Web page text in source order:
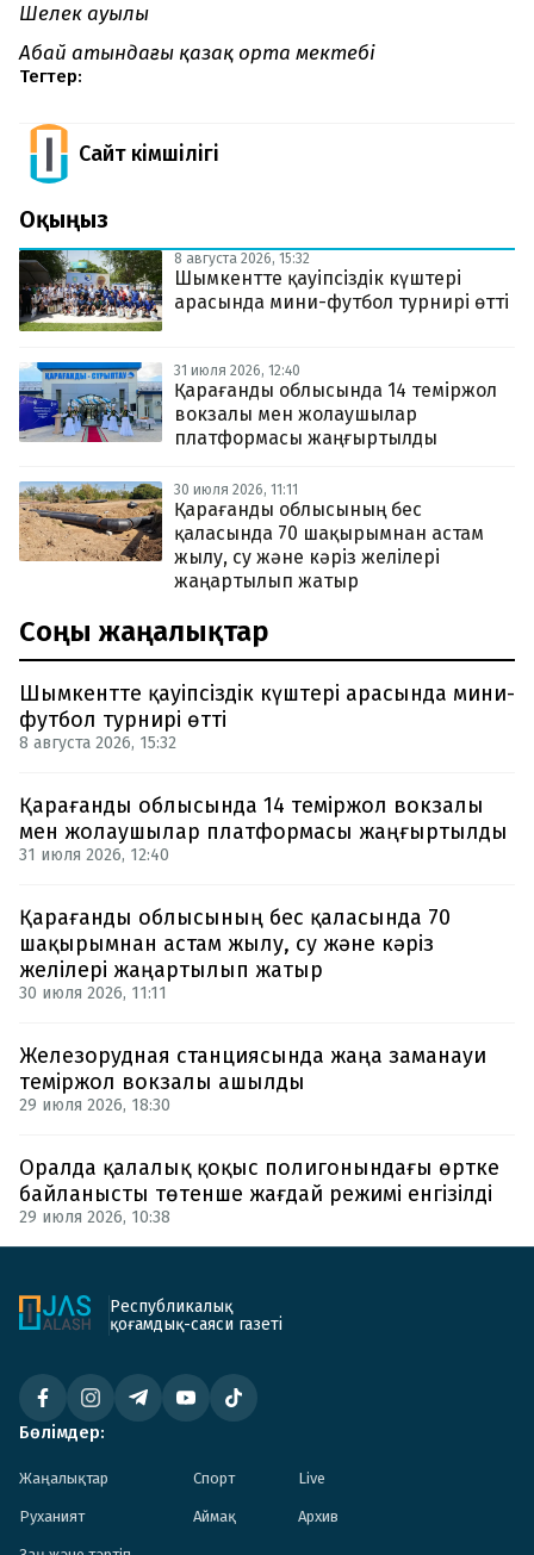
Шелек ауылы
Абай атындағы қазақ орта мектебі
Тегтер:
Сайт Әкімшілігі
Оқыңыз
8 августа 2026, 15:32
Шымкентте қауіпсіздік күштері
арасында мини-футбол турнирі өтті
31 июля 2026, 12:40
Қарағанды облысында 14 теміржол
вокзалы мен жолаушылар
платформасы жаңғыртылды
30 июля 2026, 11:11
Қарағанды облысының бес
қаласында 70 шақырымнан астам
жылу, су және кәріз желілері
жаңартылып жатыр
Соңғы жаңалықтар
Шымкентте қауіпсіздік күштері арасында мини-
футбол турнирі өтті
8 августа 2026, 15:32
Қарағанды облысында 14 теміржол вокзалы
мен жолаушылар платформасы жаңғыртылды
31 июля 2026, 12:40
Қарағанды облысының бес қаласында 70
шақырымнан астам жылу, су және кәріз
желілері жаңартылып жатыр
30 июля 2026, 11:11
Железорудная станциясында жаңа заманауи
теміржол вокзалы ашылды
29 июля 2026, 18:30
Оралда қалалық қоқыс полигонындағы өртке
байланысты төтенше жағдай режимі енгізілді
29 июля 2026, 10:38
Республикалық
қоғамдық-саяси газеті
Бөлімдер:
Жаңалықтар Спорт Live
Руханият Аймақ Архив